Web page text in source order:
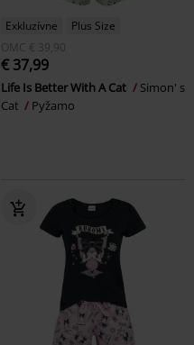
Exkluzívne
Plus Size
OMC € 39,90
€ 37,99
Life Is Better With A Cat
Simon' s
Cat
Pyžamo